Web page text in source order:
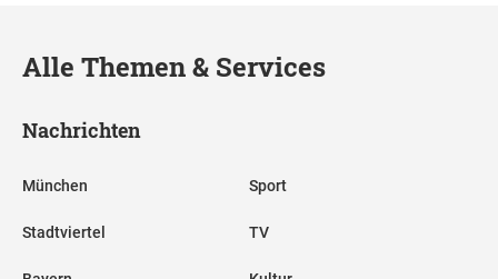
Alle Themen & Services
Nachrichten
München
Stadtviertel
Sport
TV